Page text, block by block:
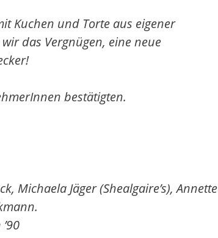
Kuchen und Torte aus eigener
das Vergnügen, eine neue
bestätigten.
Michaela Jäger (Shealgaire’s), Annette